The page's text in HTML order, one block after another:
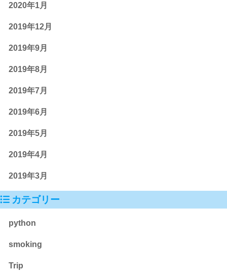
2020年1月
2019年12月
2019年9月
2019年8月
2019年7月
2019年6月
2019年5月
2019年4月
2019年3月
カテゴリー
python
smoking
Trip